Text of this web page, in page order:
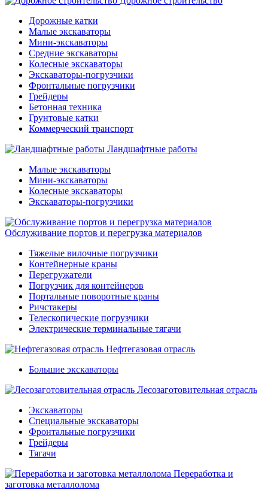
Дорожные катки
Малые экскаваторы
Мини-экскаваторы
Средние экскаваторы
Колесные экскаваторы
Экскаваторы-погрузчики
Фронтальные погрузчики
Грейдеры
Бетонная техника
Грунтовые катки
Коммерческий транспорт
Ландшафтные работы
Малые экскаваторы
Мини-экскаваторы
Колесные экскаваторы
Экскаваторы-погрузчики
Обслуживание портов и перегрузка материалов
Тяжелые вилочные погрузчики
Контейнерные краны
Перегружатели
Погрузчик для контейнеров
Портальные поворотные краны
Ричстакеры
Телескопические погрузчики
Электрические терминальные тягачи
Нефтегазовая отрасль
Большие экскаваторы
Лесозаготовительная отрасль
Экскаваторы
Специальные экскаваторы
Фронтальные погрузчики
Грейдеры
Тягачи
Переработка и
заготовка металлолома